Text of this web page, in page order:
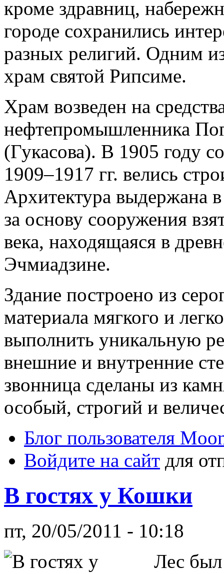
кроме здравниц,
городе сохранились
разных религий. Одним
храм святой Рипсиме.
Храм возведен на
нефтепромышленника
(Гукасова). В 1905 году
1909–1917 гг. велись
Архитектура выдержана
за основу сооружения
века, находящаяся в
Эчмиадзине.
Здание построено из
материала мягкого и
выполнить уникальную
внешние и внутренние
звонница сделаны из
особый, строгий и
Блог пользователя
Войдите на сайт для
В гостях у Кошки
пт, 20/05/2011 - 10:18
Лес был